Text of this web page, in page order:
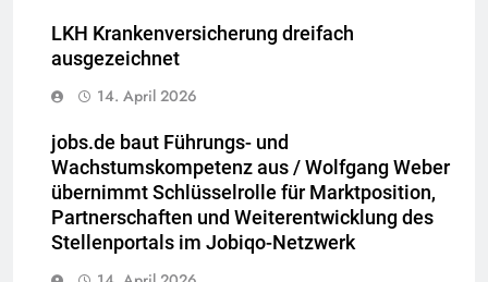
LKH Krankenversicherung dreifach
ausgezeichnet
14. April 2026
jobs.de baut Führungs- und
Wachstumskompetenz aus / Wolfgang Weber
übernimmt Schlüsselrolle für Marktposition,
Partnerschaften und Weiterentwicklung des
Stellenportals im Jobiqo-Netzwerk